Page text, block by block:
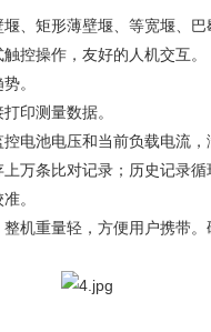
、矩形薄壁堰、等宽堰、巴
控操作，友好的人机交互。
。
印测量数据。
电池电压和当前负载电流，
万条比对记录；历史记录循
。
机重量轻，方便用户携带。